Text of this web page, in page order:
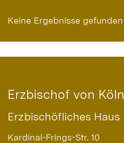
Keine Ergebnisse gefunden
Erzbischof von Köln
Erzbischöfliches Haus
Kardinal-Frings-Str. 10